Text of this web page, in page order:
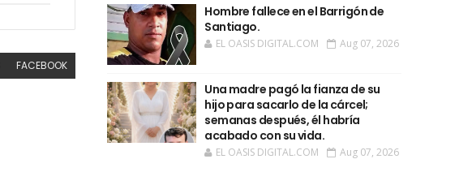
FACEBOOK
Hombre fallece en el Barrigón de
Santiago.
EL OASIS DIGITAL.COM Aug 07, 2026
Una madre pagó la fianza de su
hijo para sacarlo de la cárcel;
semanas después, él habría
acabado con su vida.
EL OASIS DIGITAL.COM Aug 07, 2026